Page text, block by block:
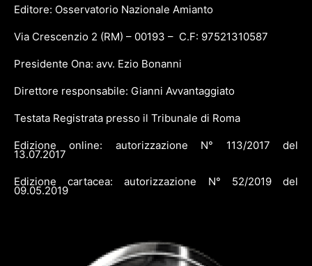
Editore: Osservatorio Nazionale Amianto
Via Crescenzio 2 (RM) – 00193 – C.F: 97521310587
Presidente Ona: avv. Ezio Bonanni
Direttore responsabile: Gianni Avvantaggiato
Testata Registrata presso il Tribunale di Roma
Edizione online: autorizzazione N° 113/2017 del
13.07.2017
Edizione cartacea: autorizzazione N° 52/2019 del
09.05.2019